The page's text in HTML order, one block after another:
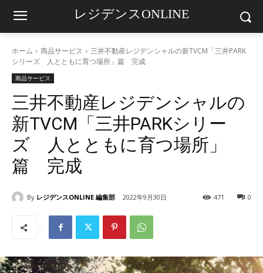
レジデンスONLINE
ホーム 商品サービス
三井不動産レジデンシャルの新TVCM「三井PARK
シリーズ 人とともに育つ場所」篇 完成
商品サービス
三井不動産レジデンシャルの
新TVCM「三井PARKシリー
ズ 人とともに育つ場所」
篇 完成
By レジデンスONLINE 編集部 2022年9月30日 0
471